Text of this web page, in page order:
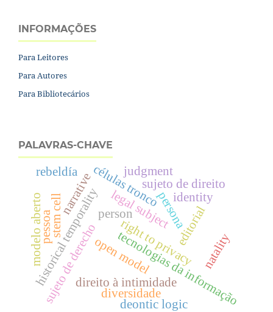
INFORMAÇÕES
Para Leitores
Para Autores
Para Bibliotecários
PALAVRAS-CHAVE
editorial
open model
person
legal subject
historical temporality persona
sujeto de derecho right to privacy
tecnologias da informação
direito à intimidade
stem cell
células troncosujeto de direito
modelo aberto narrative
natality
judgment
diversidade
pessoa
identity
deontic logic
rebeldía